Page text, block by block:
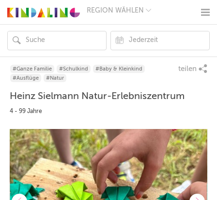
REGION WÄHLEN
MÜNCHEN
HAMBURG
FRANKFURT
KÖLN
DÜSSELDORF
HANNOVER
WIEN
ZÜRICH
ANDERE
REGIONEN
#Ganze Familie #Schulkind
#Baby & Kleinkind
#Ausflüge
#Natur
teilen
Heinz Sielmann Natur-Erlebniszentrum
4 - 99 Jahre